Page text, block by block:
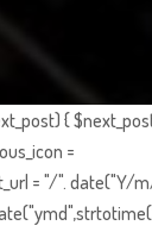
{
=
= "/". date("Y/